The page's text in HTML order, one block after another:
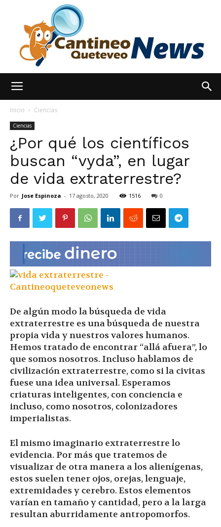
Noticias
hoy
|
Hora
|
Inicio Ciencias
Ciencias
¿Por qué los científicos
buscan “vyda”, en lugar
de vida extraterrestre?
Por Jose Espinoza - 17 agosto, 2020 1516 0
De algún modo la búsqueda de vida
extraterrestre es una búsqueda de nuestra
propia vida y nuestros valores humanos.
Hemos tratado de encontrar “allá afuera”, lo
que somos nosotros. Incluso hablamos de
civilización extraterrestre, como si la civitas
fuese una idea universal. Esperamos
criaturas inteligentes, con conciencia e
incluso, como nosotros, colonizadores
imperialistas.
El mismo imaginario extraterrestre lo
evidencia. Por más que tratemos de
visualizar de otra manera a los alienígenas,
estos suelen tener ojos, orejas, lenguaje,
extremidades y cerebro. Estos elementos
varían en tamaño y cantidad, pero a la larga
resultan aburridamente antropomorfos.